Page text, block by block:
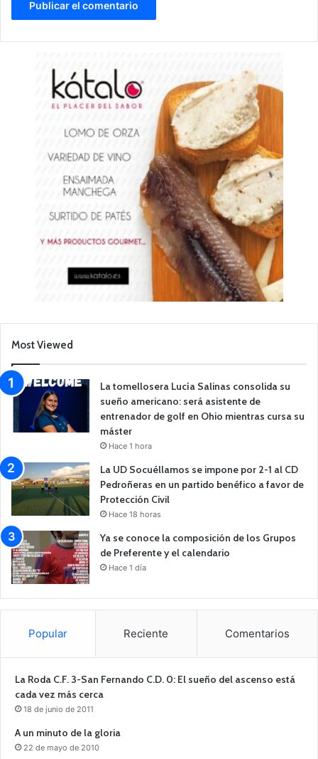
Most Viewed
La tomellosera Lucía Salinas consolida su
sueño americano: será asistente de
entrenador de golf en Ohio mientras cursa su
máster
Hace 1 hora
La UD Socuéllamos se impone por 2-1 al CD
Pedroñeras en un partido benéfico a favor de
Protección Civil
Hace 18 horas
Ya se conoce la composición de los Grupos
de Preferente y el calendario
Hace 1 día
Popular Reciente Comentarios
La Roda C.F. 3-San Fernando C.D. 0: El sueño del ascenso está
cada vez más cerca
18 de junio de 2011
A un minuto de la gloria
22 de mayo de 2010